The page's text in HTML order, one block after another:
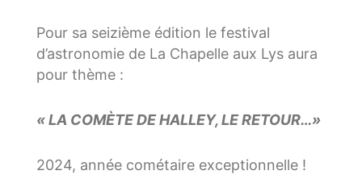
Pour sa seizième édition le festival
d’astronomie de La Chapelle aux Lys aura
pour thème :
« LA COMÈTE DE HALLEY, LE RETOUR…»
2024, année cométaire exceptionnelle !